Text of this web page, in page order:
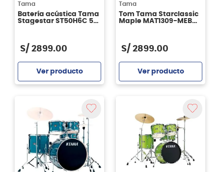
Tama
Batería acústica Tama
Stagestar ST50H6C 5
S/ 2899.00
Ver producto
Tama
Tom Tama Starclassic
Maple MAT1309-MEB
S/ 2899.00
Ver producto